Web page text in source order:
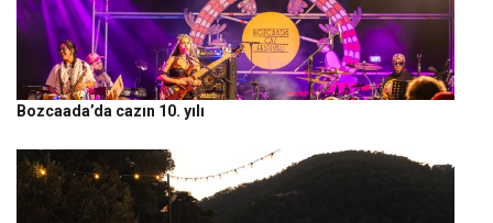
Bozcaada’da cazın 10. yılı